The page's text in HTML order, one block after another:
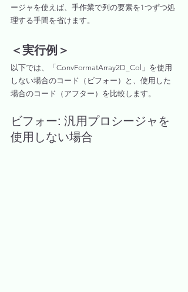
ージャを使えば、手作業で列の要素を1つずつ処
理する手間を省けます。
＜実行例＞
以下では、「ConvFormatArray2D_Col」を使用
しない場合のコード（ビフォー）と、使用した
場合のコード（アフター）を比較します。
ビフォー: 汎用プロシージャを
使用しない場合